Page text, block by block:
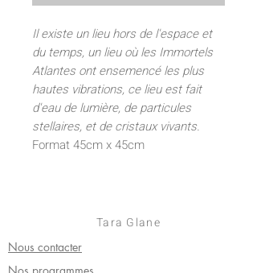
Il existe un lieu hors de l'espace et
du temps, un lieu où les Immortels
Atlantes ont ensemencé les plus
hautes vibrations, ce lieu est fait
d'eau de lumière, de particules
stellaires, et de cristaux vivants.
Format 45cm x 45cm
• Toile en mélange polycoton de 3,18
• Poids du tissu de la toile : 344 g/m²
Tara Glane
Nous contacter